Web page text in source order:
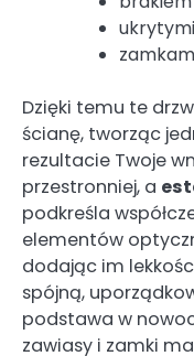
Dzięki temu te
ścianę, tworząc
rezultacie Twoje
przestronniej, a
podkreśla
elementów
dodając im
spójną,
podstawa w
zawiasy i zamki